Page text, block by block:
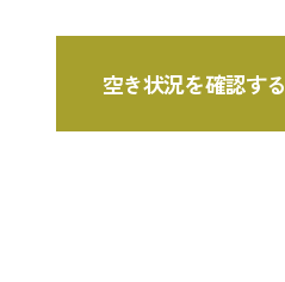
空き状況を確認する